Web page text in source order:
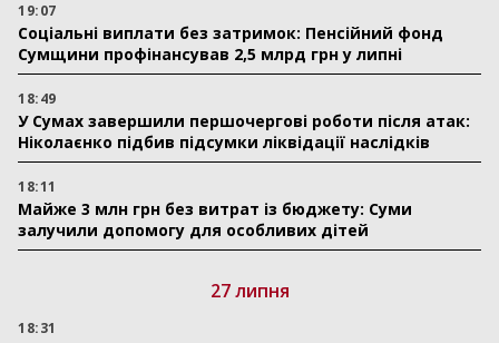
19:07
Соціальні виплати без затримок: Пенсійний фонд
Сумщини профінансував 2,5 млрд грн у липні
18:49
У Сумах завершили першочергові роботи після атак:
Ніколаєнко підбив підсумки ліквідації наслідків
18:11
Майже 3 млн грн без витрат із бюджету: Суми
залучили допомогу для особливих дітей
27 липня
18:31